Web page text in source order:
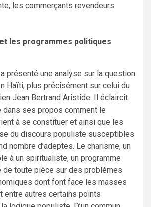
les commerçants revendeurs
les programmes politiques
présenté une analyse sur la question
Haïti, plus précisément sur celui du
Jean Bertrand Aristide. Il éclaircit
dans ses propos comment le
à se constituer et ainsi que les
du discours populiste susceptibles
nombre d’adeptes. Le charisme, un
à un spiritualiste, un programme
de toute pièce sur des problèmes
dont font face les masses
entre autres certains points